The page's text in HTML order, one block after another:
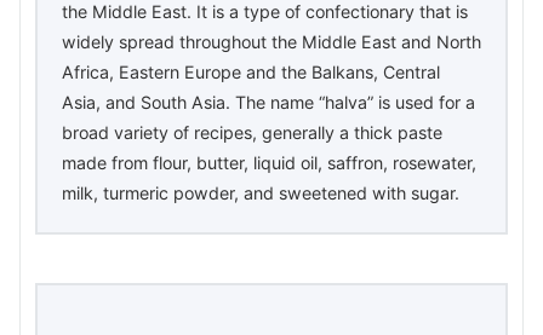
the Middle East. It is a type of confectionary that is
widely spread throughout the Middle East and North
Africa, Eastern Europe and the Balkans, Central
Asia, and South Asia. The name “halva” is used for a
broad variety of recipes, generally a thick paste
made from flour, butter, liquid oil, saffron, rosewater,
milk, turmeric powder, and sweetened with sugar.